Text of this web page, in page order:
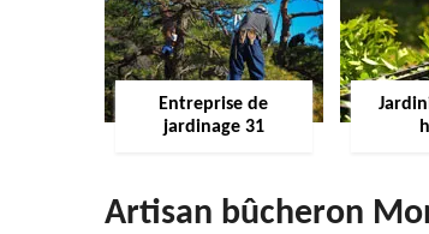
Entreprise de
jardinage 31
Artisan bûcheron